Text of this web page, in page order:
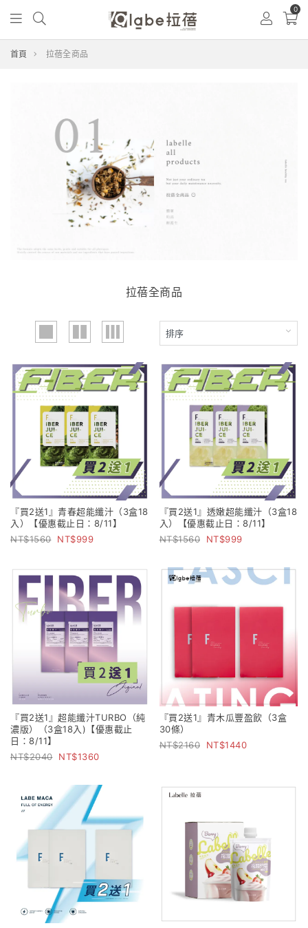
0
首頁 拉蓓全商品
拉蓓全商品
『買2送1』青春超能纖汁（3盒18
入）【優惠截止日：8/11】
1560
999
『買2送1』透嫩超能纖汁（3盒18
入）【優惠截止日：8/11】
1560
999
『買2送1』超能纖汁TURBO（純
濃版）（3盒18入)【優惠截止
日：8/11】
2040
1360
『買2送1』青木瓜豐盈飲（3盒
30條）
2160
1440